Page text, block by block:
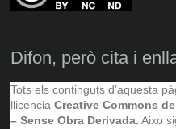
Difon, però cita i
Tots els continguts d’aquesta
llicenciaCreative Commons
– Sense Obra Derivada. Aixo